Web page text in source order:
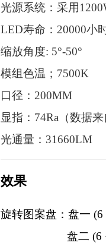
光源系统：采用
LED寿命：20000小
缩放角度: 5°-50°
模组色温；7500K
口径：200MM
显指：74Ra（数据
光通量：31660LM
效果
旋转图案盘：盘一 (6
盘二 (6